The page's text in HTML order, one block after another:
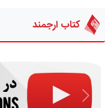
کتاب ارجمند
قبلی